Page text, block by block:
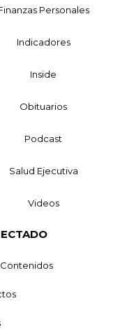
Personales
Indicadores
Inside
Obituarios
Podcast
Salud Ejecutiva
Videos